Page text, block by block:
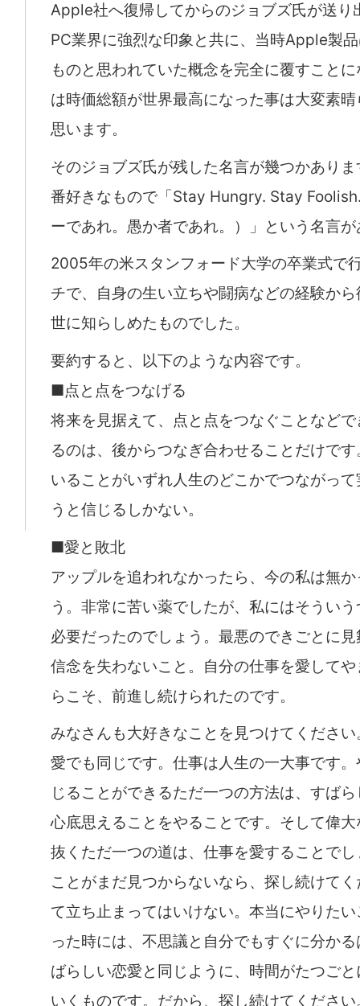
Apple社へ復帰してからのジョブズ氏が送り
PC業界に強烈な印象と共に、当時Apple製
ものと思われていた概念を完全に覆すこと
は時価総額が世界最高になった事は大変素
思います。
そのジョブズ氏が残した名言が幾つかあり
番好きなもので「Stay Hungry. Stay
ーであれ。愚か者であれ。）」という名言
2005年の米スタンフォード大学の卒業式で
チで、自身の生い立ちや闘病などの経験か
世に知らしめたものでした。
要約すると、以下のような内容です。
■点と点をつなげる
将来を見据えて、点と点をつなぐことなど
るのは、後からつなぎ合わせることだけで
いることがいずれ人生のどこかでつながっ
うと信じるしかない。
■愛と敗北
アップルを追われなかったら、今の私は無
う。非常に苦い薬でしたが、私にはそうい
必要だったのでしょう。最悪のできごとに
信念を失わないこと。自分の仕事を愛して
らこそ、前進し続けられたのです。
みなさんも大好きなことを見つけてくださ
愛でも同じです。仕事は人生の一大事です
じることができるただ一つの方法は、すば
心底思えることをやることです。そして偉
抜くただ一つの道は、仕事を愛することで
ことがまだ見つからないなら、探し続けて
て立ち止まってはいけない。本当にやりた
った時には、不思議と自分でもすぐに分か
ばらしい恋愛と同じように、時間がたつご
いくものです。だから、探し続けてくださ